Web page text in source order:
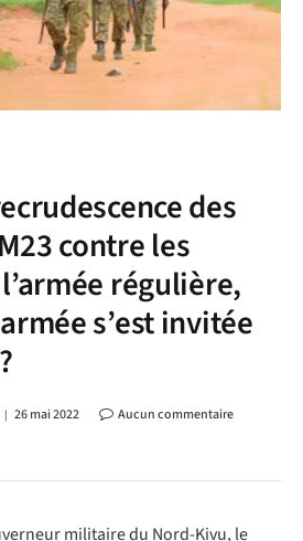
des
contre les
régulière,
s’est invitée
26 mai 2022
Aucun commentaire
militaire du Nord-Kivu, le